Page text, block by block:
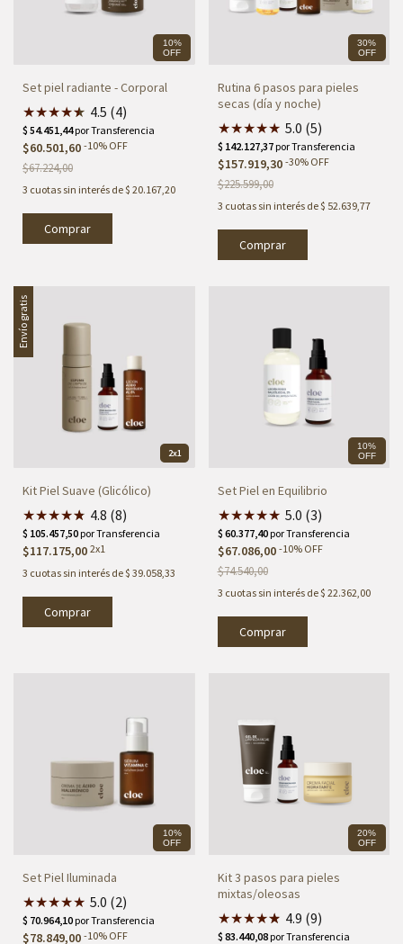
10%
OFF
Set piel radiante - Corporal
★★★★★
★ 4.5 (4)
$60.501,60 -10% OFF
$67.224,00
3 cuotas sin interés de$ 20.167,20
30%
OFF
Rutina 6 pasos para pieles
secas (día y noche)
★★★★★ 5.0 (5)
$157.919,30 -30% OFF
$225.599,00
3 cuotas sin interés de$ 52.639,77
Envío gratis
2x1
Kit Piel Suave (Glicólico)
★★★★★
★ 4.8 (8)
$117.175,00 2x1
3 cuotas sin interés de$ 39.058,33
10%
OFF
Set Piel en Equilibrio
★★★★★ 5.0 (3)
$67.086,00 -10% OFF
$74.540,00
3 cuotas sin interés de$ 22.362,00
10%
OFF
Set Piel Iluminada
★★★★★ 5.0 (2)
$78.849,00 -10% OFF
20%
OFF
Kit 3 pasos para pieles
mixtas/oleosas
★★★★★
★ 4.9 (9)